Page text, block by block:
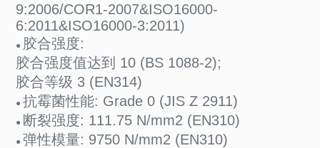
9:2006/COR1-2007&ISO16000-
6:2011&ISO16000-3:2011)
● 胶合强度:
胶合强度值达到 10 (BS 1088-2);
胶合等级 3 (EN314)
● 抗霉菌性能: Grade 0 (JIS Z 2911)
● 断裂强度: 111.75 N/mm2 (EN310)
● 弹性模量: 9750 N/mm2 (EN310)